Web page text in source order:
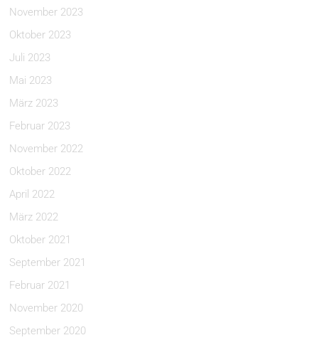
November 2023
Oktober 2023
Juli 2023
Mai 2023
März 2023
Februar 2023
November 2022
Oktober 2022
April 2022
März 2022
Oktober 2021
September 2021
Februar 2021
November 2020
September 2020